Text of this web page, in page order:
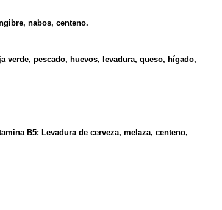
nabos, centeno.
verde, pescado, huevos, levadura, queso, hígado,
B5: Levadura de cerveza, melaza, centeno,